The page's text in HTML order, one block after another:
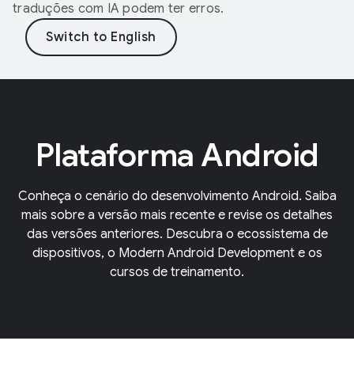
traduções com IA podem ter erros.
Plataforma Android
Conheça o cenário do desenvolvimento Android. Saiba
mais sobre a versão mais recente e revise os detalhes
das versões anteriores. Descubra o ecossistema de
dispositivos, o Modern Android Development e os
cursos de treinamento.